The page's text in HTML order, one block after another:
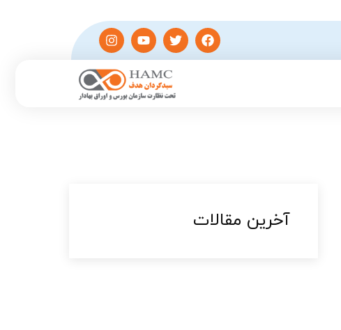
آخرین مقالات​